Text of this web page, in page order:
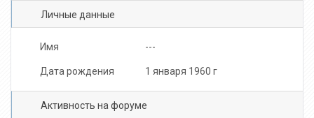
Личные данные
Имя ---
Дата рождения 1 января 1960 г
Активность на форуме